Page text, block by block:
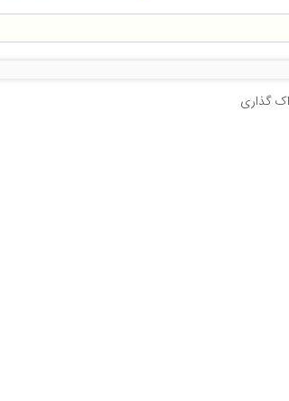
گذاری